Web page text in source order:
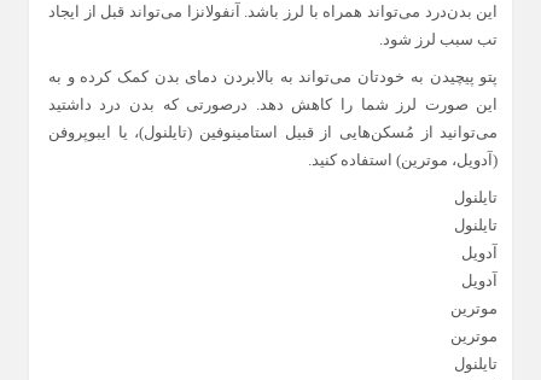
این بدن‌درد می‌تواند همراه با لرز باشد. آنفولانزا می‌تواند قبل از ایجاد
تب سبب لرز شود.
پتو پیچیدن به خودتان می‌تواند به بالابردن دمای بدن کمک کرده و به
این صورت لرز شما را کاهش دهد. درصورتی که بدن درد داشتید
می‌توانید از مُسکن‌هایی از قبیل استامینوفین (تایلنول)، یا ایبوپروفن
(آدویل، موترین) استفاده کنید.
تایلنول
تایلنول
آدویل
آدویل
موترین
موترین
تایلنول